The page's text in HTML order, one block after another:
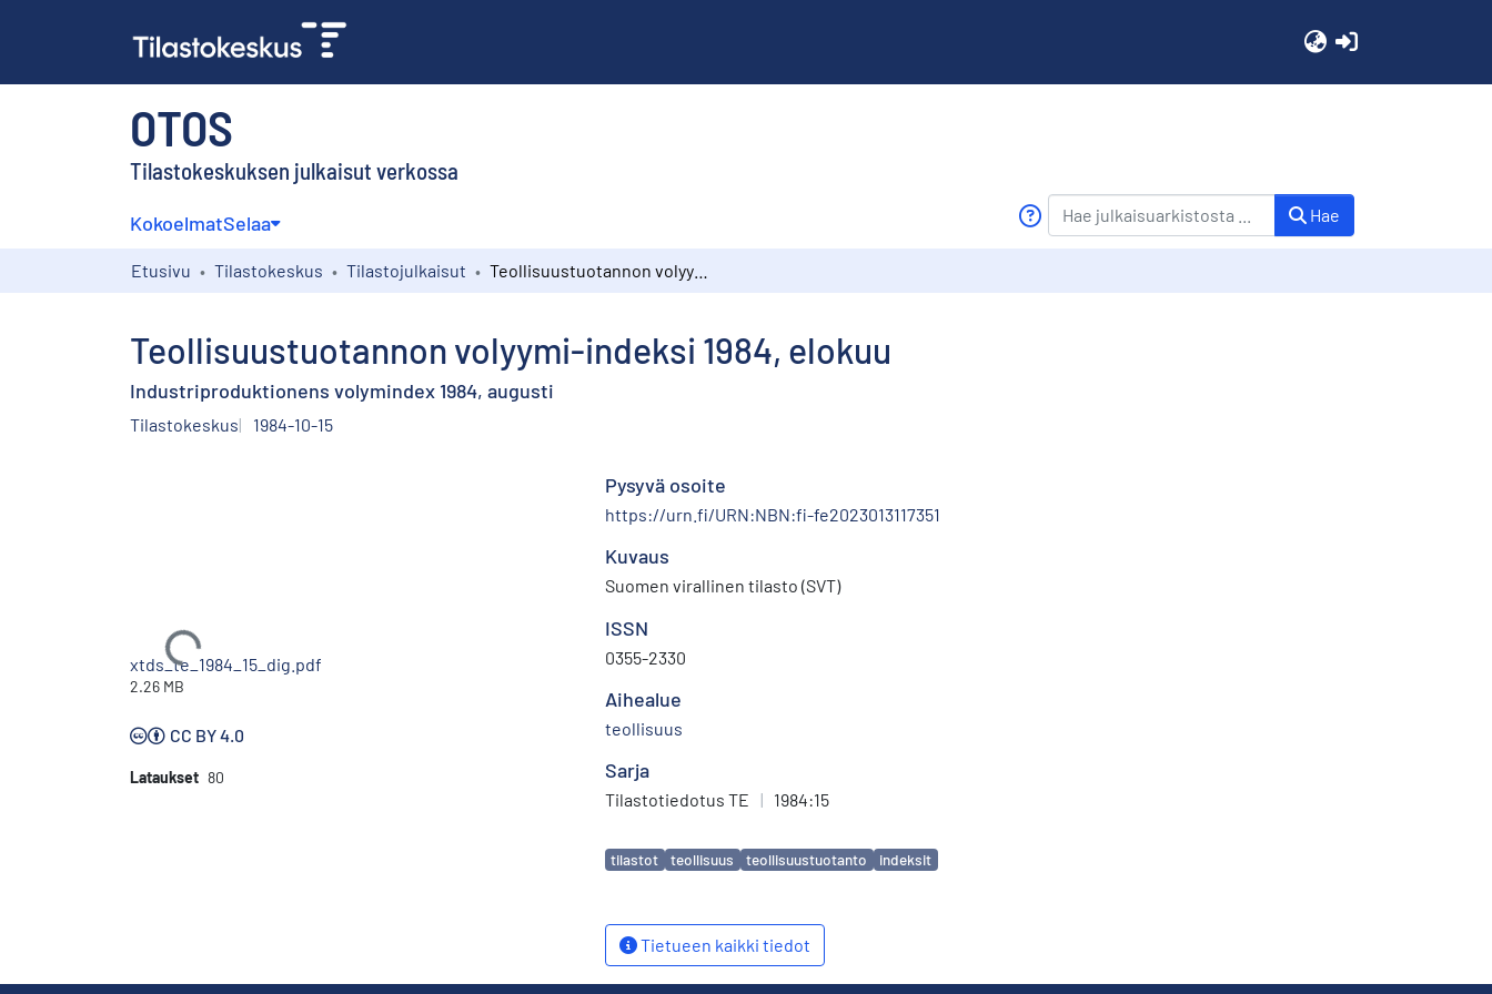
OTOS
Tilastokeskuksen julkaisut verkossa
KokoelmatSelaa Hae
Etusivu Tilastokeskus Tilastojulkaisut
Teollisuustuotannon volyymi-indeksi 1984, elokuu
Industriproduktionens volymindex 1984, augusti
Tilastokeskus 1984-10-15
Ladataan...
xtds_te_1984_15_dig.pdf
2.26 MB
CC BY 4.0
Lataukset 80
Pysyvä osoite
https://urn.fi/URN:NBN:fi-fe2023013117351
Kuvaus
Suomen virallinen tilasto (SVT)
ISSN
0355-2330
Aihealue
teollisuus
Sarja
Tilastotiedotus TE | 1984:15
Avainsanat
tilastot teollisuus teollisuustuotanto indeksit
Tietueen kaikki tiedot